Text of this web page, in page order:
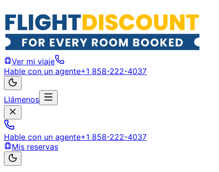
Ver mi viaje
Hable con un agente+1 858-222-4037
Llámenos
Hable con un agente+1 858-222-4037
Mis reservas